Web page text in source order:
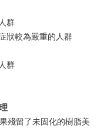
群
狀較為嚴重的人群
群
殘留了未固化的樹脂美